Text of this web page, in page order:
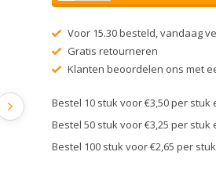
Voor 15.30 besteld, vandaag
Gratis retourneren
Klanten beoordelen ons met
Bestel 10 stuk voor €3,50 per stuk
Bestel 50 stuk voor €3,25 per stuk
Bestel 100 stuk voor €2,65 per